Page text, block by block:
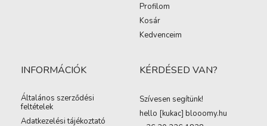
Profilom
Kosár
Kedvenceim
INFORMÁCIÓK
Általános szerződési
feltételek
Adatkezelési tájékoztató
KÉRDÉSED VAN?
Szívesen segítünk!
hello [kukac] blooomy.hu